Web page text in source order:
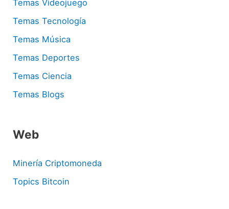
Temas Videojuego
Temas Tecnología
Temas Música
Temas Deportes
Temas Ciencia
Temas Blogs
Web
Minería Criptomoneda
Topics Bitcoin